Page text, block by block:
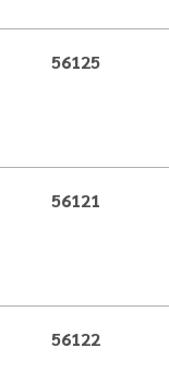
56125
56121
56122